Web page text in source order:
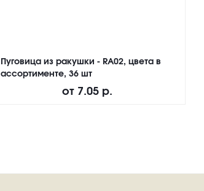
Пуговица из ракушки - RA02, цвета в
ассортименте, 36 шт
от 7.05 р.